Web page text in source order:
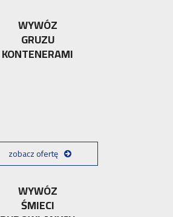
WYWÓZ
GRUZU
KONTENERAMI
zobacz ofertę
WYWÓZ
ŚMIECI